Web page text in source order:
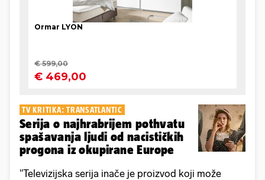
TV KRITIKA: TRANSATLANTIC
Serija o najhrabrijem pothvatu
spašavanja ljudi od nacističkih
progona iz okupirane Europe
"Televizijska serija inače je proizvod koji može